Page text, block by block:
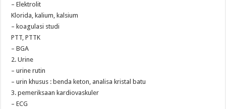
– Elektrolit
Klorida, kalium, kalsium
– koagulasi studi
PTT, PTTK
– BGA
2. Urine
– urine rutin
– urin khusus : benda keton, analisa kristal batu
3. pemeriksaan kardiovaskuler
– ECG